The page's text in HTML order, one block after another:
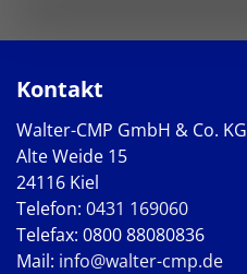
Kontakt
Walter-CMP GmbH & Co. KG
Alte Weide 15
24116 Kiel
Telefon: 0431 169060
Telefax: 0800 88080836
Mail: info@walter-cmp.de